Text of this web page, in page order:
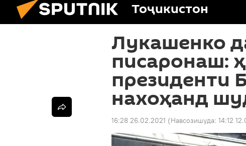
Тоҷикистон
Лукашенко
писаронаш:
президенти
нахоҳанд
16:28 26.02.2021 (Навсозишуда: 14:12